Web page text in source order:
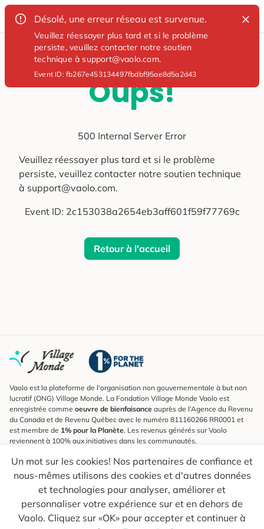
Désolé, une erreur réseau est survenue.
Veuillez réessayer plus tard et si le problème
persiste, veuillez contacter notre soutien
technique à support@vaolo.com.
Event ID:fb267e453134497fbdbf95ae8d5a2d43
Oups!
500 Internal Server Error
Veuillez réessayer plus tard et si le problème
persiste, veuillez contacter notre soutien technique
à support@vaolo.com.
Event ID: 2c153038a2654eb3aff601f59f77769c
Retour à l'accueil
Un mot sur les cookies! Nos partenaires de confiance et
nous-mêmes utilisons des cookies et d'autres données
et technologies pour analyser, améliorer et
personnaliser votre expérience sur et en dehors de
Vaolo. Cliquez sur «OK» pour accepter et continuer à
Vaolo est la plateforme de l'organisation non gouvernementale à but non
lucratif (ONG) Village Monde. La Fondation Village Monde Vaolo est
enregistrée comme oeuvre de bienfaisance auprès de l’Agence du Revenu
du Canada et de Revenu Québec avec le numéro 811160266 RR0001 et
est membre de 1% pour la Planète. Les revenus générés sur Vaolo
reviennent à 100% aux initiatives dans les communautés.
S'inscrire à l'infolettre
Pour connaître les nouveautés, suivre nos explorateurs et recevoir des
astuces pour des voyages plus conscients.
Ton courriel Envoyer